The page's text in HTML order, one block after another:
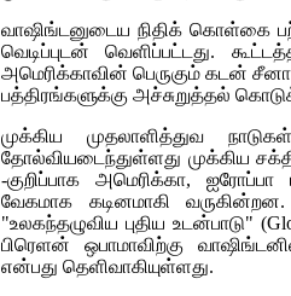
வாஷிங்டனுடைய நிதிக் கொள்கை
வெடிப்புடன் வெளிப்பட்டது.
அமெரிக்காவின் பெருகும் கடன்
பத்திரங்களுக்கு அச்சுறுத்தல்
முக்கிய முதலாளித்துவ
தோல்வியடைந்துள்ளது முக்கிய
-குறிப்பாக அமெரிக்கா,
வேகமாக கடினமாகி
"உலகந்தழுவிய புதிய உடன்பாடு" (
பிரெளன் ஒபாமாவிற்கு
என்பது தெளிவாகியுள்ளது.